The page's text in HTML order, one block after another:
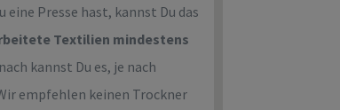
eine Presse hast, kannst Du das
Textilien mindestens
kannst Du es, je nach
empfehlen keinen Trockner